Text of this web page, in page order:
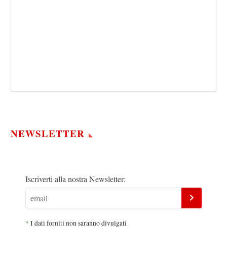
NEWSLETTER
Iscriverti alla nostra Newsletter:
* I dati forniti non saranno divulgati